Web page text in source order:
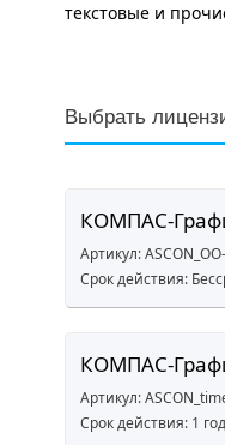
текстовые и
Выбрать
КОМПАС-
Артикул:
Срок действия:
КОМПАС-
Артикул:
Срок действия: 1 год